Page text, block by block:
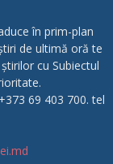
în prim-plan
de ultimă oră te
cu Subiectul
69 403 700. tel